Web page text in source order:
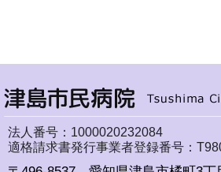
法人番号：1000020232084
適格請求書発行事業者登録番号：